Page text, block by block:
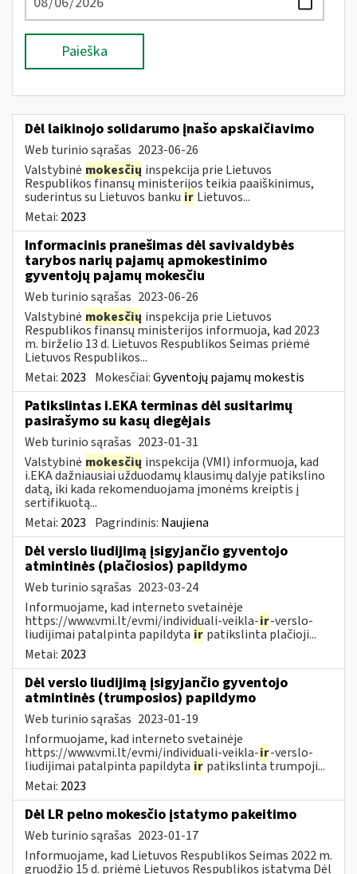
Paieška
Dėl laikinojo solidarumo įnašo apskaičiavimo
Web turinio sąrašas 2023-06-26
Valstybinė mokesčių inspekcija prie Lietuvos
Respublikos finansų ministerijos teikia paaiškinimus,
suderintus su Lietuvos banku ir Lietuvos...
Metai: 2023
Informacinis pranešimas dėl savivaldybės
tarybos narių pajamų apmokestinimo
gyventojų pajamų mokesčiu
Web turinio sąrašas 2023-06-26
Valstybinė mokesčių inspekcija prie Lietuvos
Respublikos finansų ministerijos informuoja, kad 2023
m. birželio 13 d. Lietuvos Respublikos Seimas priėmė
Lietuvos Respublikos...
Metai: 2023 Mokesčiai:Gyventojų pajamų mokestis
Patikslintas i.EKA terminas dėl susitarimų
pasirašymo su kasų diegėjais
Web turinio sąrašas 2023-01-31
Valstybinė mokesčių inspekcija (VMI) informuoja, kad
i.EKA dažniausiai užduodamų klausimų dalyje patikslino
datą, iki kada rekomenduojama įmonėms kreiptis į
sertifikuotą...
Metai: 2023 Pagrindinis: Naujiena
Dėl verslo liudijimą įsigyjančio gyventojo
atmintinės (plačiosios) papildymo
Web turinio sąrašas 2023-03-24
Informuojame, kad interneto svetainėje
https://www.vmi.lt/evmi/individuali-veikla-ir-verslo-
liudijimai patalpinta papildyta ir patikslinta plačioji...
Metai: 2023
Dėl verslo liudijimą įsigyjančio gyventojo
atmintinės (trumposios) papildymo
Web turinio sąrašas 2023-01-19
Informuojame, kad interneto svetainėje
https://www.vmi.lt/evmi/individuali-veikla-ir-verslo-
liudijimai patalpinta papildyta ir patikslinta trumpoji...
Metai: 2023
Dėl LR pelno mokesčio įstatymo pakeitimo
Web turinio sąrašas 2023-01-17
Informuojame, kad Lietuvos Respublikos Seimas 2022 m.
gruodžio 15 d. priėmė Lietuvos Respublikos įstatymą Dėl